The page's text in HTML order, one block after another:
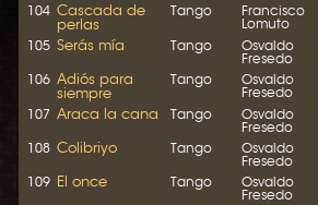
104 Cascada de
perlas
Tango
Francisco
Lomuto
105 Serás mía Tango
Osvaldo
Fresedo
106 Adiós para
siempre
Tango
Osvaldo
Fresedo
107 Araca la cana Tango
Osvaldo
Fresedo
108 Colibriyo Tango
Osvaldo
Fresedo
109 El once Tango
Osvaldo
Fresedo